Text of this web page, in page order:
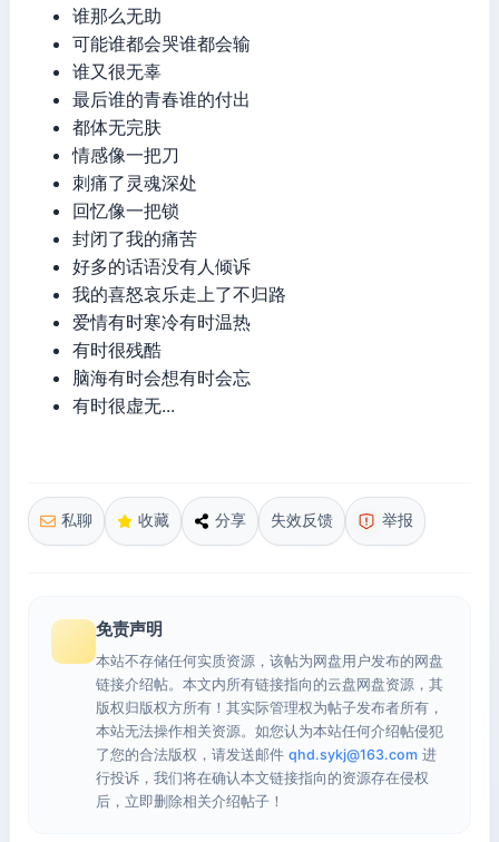
谁那么无助
可能谁都会哭谁都会输
谁又很无辜
最后谁的青春谁的付出
都体无完肤
情感像一把刀
刺痛了灵魂深处
回忆像一把锁
封闭了我的痛苦
好多的话语没有人倾诉
我的喜怒哀乐走上了不归路
爱情有时寒冷有时温热
有时很残酷
脑海有时会想有时会忘
有时很虚无...
私聊 收藏 分享 失效反馈 举报
免责声明
本站不存储任何实质资源，该帖为网盘用户发布的网盘
链接介绍帖。本文内所有链接指向的云盘网盘资源，其
版权归版权方所有！其实际管理权为帖子发布者所有，
本站无法操作相关资源。如您认为本站任何介绍帖侵犯
了您的合法版权，请发送邮件 qhd.sykj@163.com 进
行投诉，我们将在确认本文链接指向的资源存在侵权
后，立即删除相关介绍帖子！